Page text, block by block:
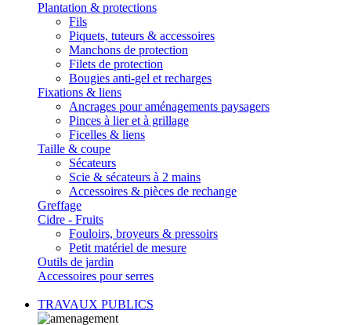
Plantation & protections
Fils
Piquets, tuteurs & accessoires
Manchons de protection
Filets de protection
Bougies anti-gel et recharges
Fixations & liens
Ancrages pour aménagements paysagers
Pinces à lier et à grillage
Ficelles & liens
Taille & coupe
Sécateurs
Scie & sécateurs à 2 mains
Accessoires & pièces de rechange
Greffage
Cidre - Fruits
Fouloirs, broyeurs & pressoirs
Petit matériel de mesure
Outils de jardin
Accessoires pour serres
TRAVAUX PUBLICS